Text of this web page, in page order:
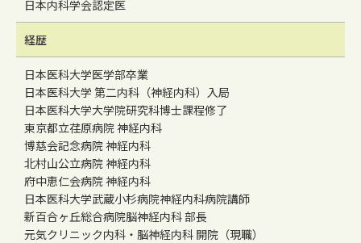
日本内科学会認定医
経歴
日本医科大学医学部卒業
日本医科大学 第二内科（神経内科）入局
日本医科大学大学院研究科博士課程修了
東京都立荏原病院 神経内科
博慈会記念病院 神経内科
北村山公立病院 神経内科
府中恵仁会病院 神経内科
日本医科大学武蔵小杉病院神経内科病院講師
新百合ヶ丘総合病院脳神経内科 部長
元気クリニック内科・脳神経内科 開院（現職）